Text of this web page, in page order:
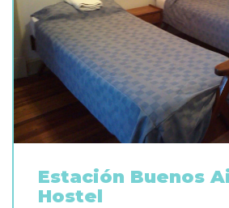
Estación Buenos
Hostel